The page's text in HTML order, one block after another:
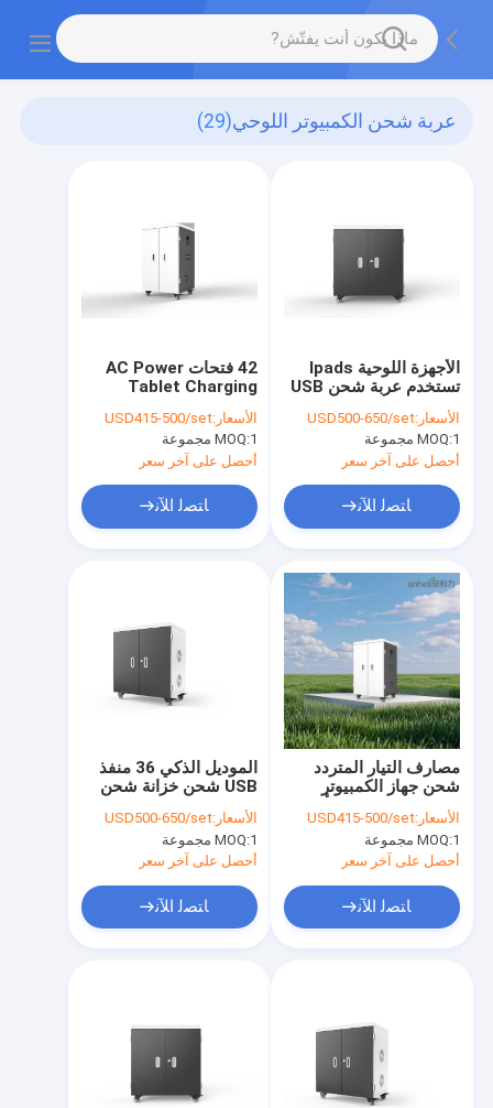
عربة شحن الكمبيوتر اللوحي(29)
42 فتحات AC Power
Tablet Charging
Cabinet Charging
Cart Ipad
الأسعار:USD415-500/set
MOQ:1 مجموعة
أحصل على آخر سعر
ﺎﺘﺼﻟ ﺍﻶﻧ
الأجهزة اللوحية Ipads
تستخدم عربة شحن USB
36 منفذ شحن
الأسعار:USD500-650/set
MOQ:1 مجموعة
أحصل على آخر سعر
ﺎﺘﺼﻟ ﺍﻶﻧ
الموديل الذكي 36 منفذ
USB شحن خزانة شحن
DC عربة شحن
الأسعار:USD500-650/set
MOQ:1 مجموعة
أحصل على آخر سعر
ﺎﺘﺼﻟ ﺍﻶﻧ
مصارف التيار المتردد
شحن جهاز الكمبيوتر
اللوحي عربة شحن أجهزة
iPad
الأسعار:USD415-500/set
MOQ:1 مجموعة
أحصل على آخر سعر
ﺎﺘﺼﻟ ﺍﻶﻧ